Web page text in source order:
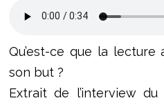
Qu’est-ce que la
son but ?
Extrait de l’interview